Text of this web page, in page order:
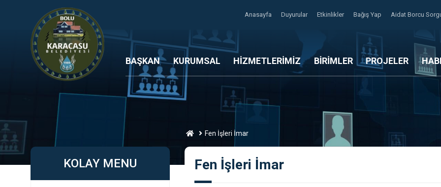
Anasayfa Duyurular Etkinlikler Bağış Yap Aidat Borcu
BAŞKAN KURUMSAL HİZMETLERİMİZ BİRİMLER PROJELER
Fen İşleri İmar
KOLAY MENU Fen İşleri İmar